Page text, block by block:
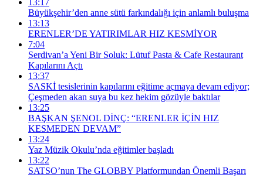
13:17
Büyükşehir’den anne sütü farkındalığı için anlamlı buluşma
13:13
ERENLER’DE YATIRIMLAR HIZ KESMİYOR
7:04
Serdivan’a Yeni Bir Soluk: Lütuf Pasta & Cafe Restaurant
Kapılarını Açtı
13:37
SASKİ tesislerinin kapılarını eğitime açmaya devam ediyor;
Çeşmeden akan suya bu kez hekim gözüyle baktılar
13:25
BAŞKAN ŞENOL DİNÇ: “ERENLER İÇİN HIZ
KESMEDEN DEVAM”
13:24
Yaz Müzik Okulu’nda eğitimler başladı
13:22
SATSO’nun The GLOBBY Platformundan Önemli Başarı